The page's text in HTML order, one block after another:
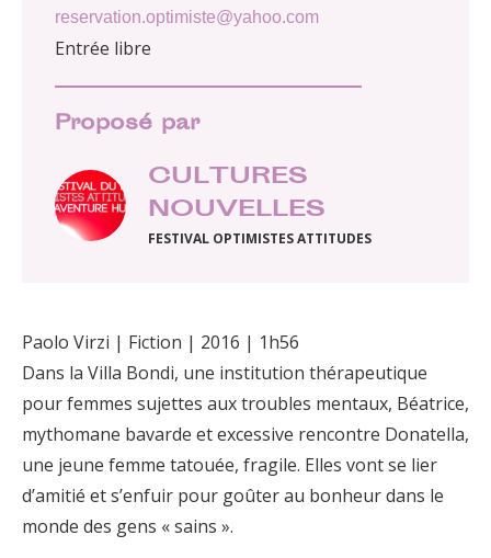
reservation.optimiste@yahoo.com
Entrée libre
Proposé par
CULTURES
NOUVELLES
FESTIVAL OPTIMISTES ATTITUDES
Paolo Virzi | Fiction | 2016 | 1h56
Dans la Villa Bondi, une institution thérapeutique
pour femmes sujettes aux troubles mentaux, Béatrice,
mythomane bavarde et excessive rencontre Donatella,
une jeune femme tatouée, fragile. Elles vont se lier
d’amitié et s’enfuir pour goûter au bonheur dans le
monde des gens « sains ».